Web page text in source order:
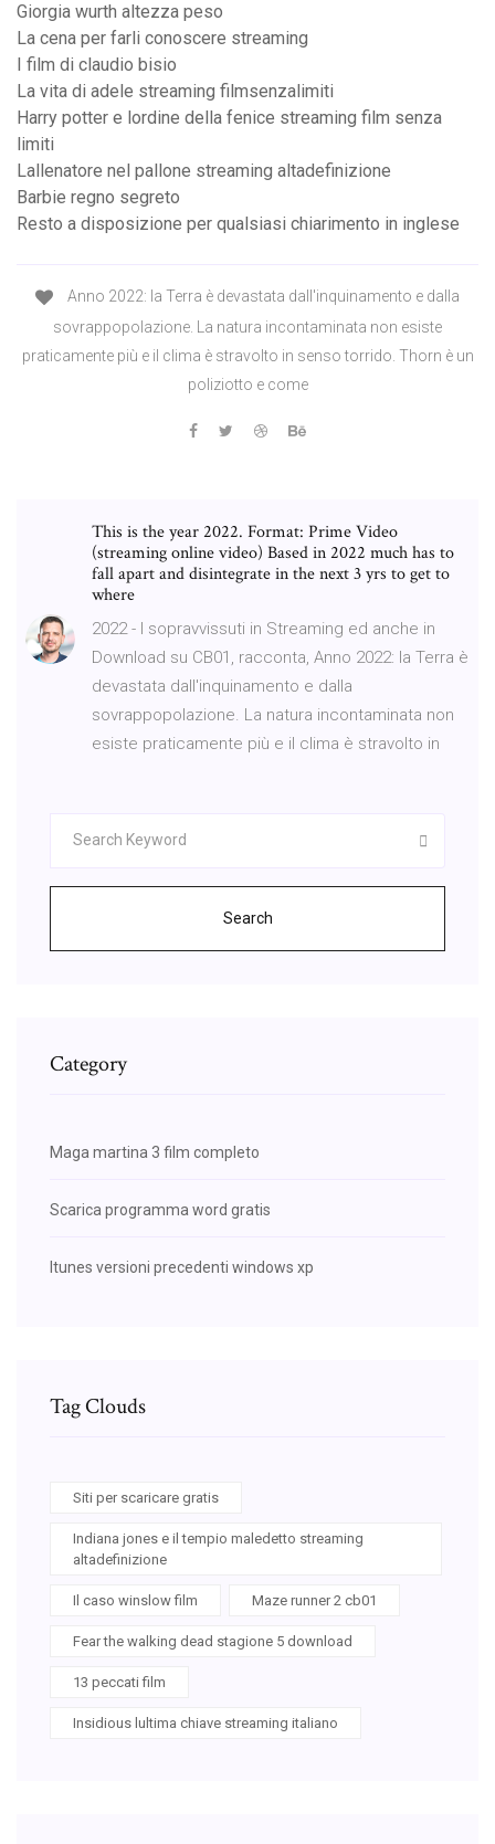
Giorgia wurth altezza peso
La cena per farli conoscere streaming
I film di claudio bisio
La vita di adele streaming filmsenzalimiti
Harry potter e lordine della fenice streaming film senza
limiti
Lallenatore nel pallone streaming altadefinizione
Barbie regno segreto
Resto a disposizione per qualsiasi chiarimento in inglese
Anno 2022: la Terra è devastata dall'inquinamento e dalla
sovrappopolazione. La natura incontaminata non esiste
praticamente più e il clima è stravolto in senso torrido. Thorn è un
poliziotto e come
This is the year 2022. Format: Prime Video
(streaming online video) Based in 2022 much has to
fall apart and disintegrate in the next 3 yrs to get to
where
2022 - I sopravvissuti in Streaming ed anche in
Download su CB01, racconta, Anno 2022: la Terra è
devastata dall'inquinamento e dalla
sovrappopolazione. La natura incontaminata non
esiste praticamente più e il clima è stravolto in
Search
Category
Maga martina 3 film completo
Scarica programma word gratis
Itunes versioni precedenti windows xp
Tag Clouds
Siti per scaricare gratis
Indiana jones e il tempio maledetto streaming
altadefinizione
Il caso winslow film Maze runner 2 cb01
Fear the walking dead stagione 5 download
13 peccati film
Insidious lultima chiave streaming italiano